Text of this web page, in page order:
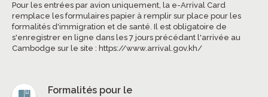
Pour les entrées par avion uniquement, la e-Arrival Card
remplace les formulaires papier à remplir sur place pour les
formalités d'immigration et de santé. Il est obligatoire de
s'enregistrer en ligne dans les 7 jours précédant l'arrivée au
Cambodge sur le site : https://www.arrival.gov.kh/
Formalités pour le